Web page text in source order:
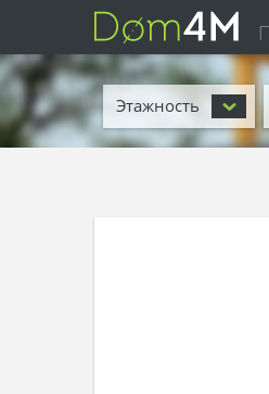
Этажность